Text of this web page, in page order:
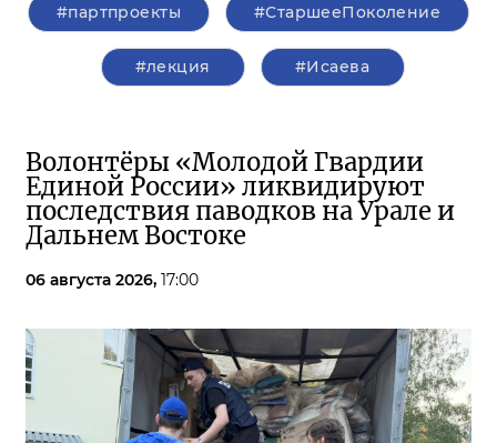
#партпроекты #СтаршееПоколение
#лекция #Исаева
Волонтёры «Молодой Гвардии
Единой России» ликвидируют
последствия паводков на Урале и
Дальнем Востоке
06 августа 2026, 17:00